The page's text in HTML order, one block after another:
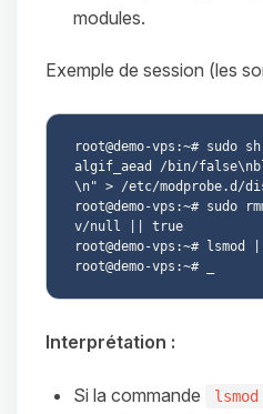
modules.
Exemple de session (les
root@demo-vps:~#
algif_aead /bin/
\n" > /etc/modprobe.d/
root@demo-vps:~# sudo
v/null || true
root@demo-vps:~#
Interprétation :
Si la commande